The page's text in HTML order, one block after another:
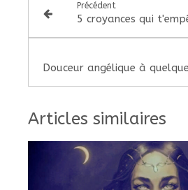
Précédent
Articles similaires